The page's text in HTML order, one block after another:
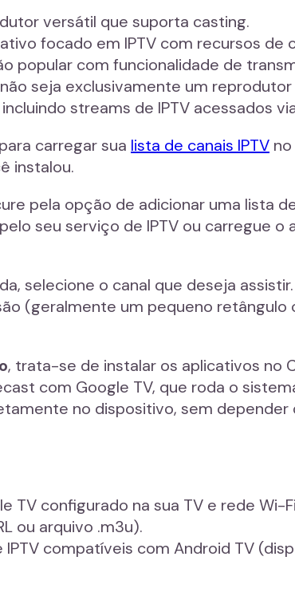
versátil que suporta casting.
focado em IPTV com recursos de
popular com funcionalidade de
seja exclusivamente um
streams de IPTV acessados
carregar sua lista de canais IPTV
instalou.
pela opção de adicionar uma lista
seu serviço de IPTV ou carregue
selecione o canal que deseja
(geralmente um pequeno retângulo
, trata-se de instalar os aplicativos no
com Google TV, que roda o
no dispositivo, sem
TV configurado na sua TV e rede Wi-
ou arquivo .m3u).
compatíveis com Android TV